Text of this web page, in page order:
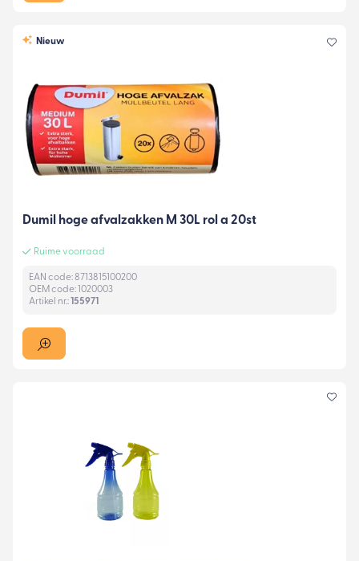
Nieuw
Dumil hoge afvalzakken M 30L rol a 20st
Ruime voorraad
EAN code: 8713815100200
OEM code: 1020003
Artikel nr.:155971